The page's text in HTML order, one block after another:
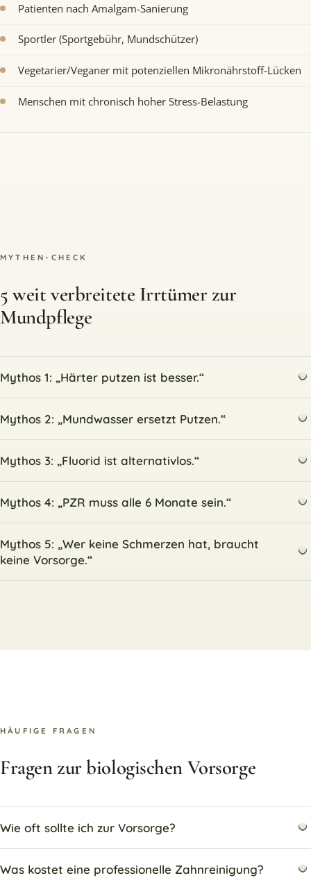
Patienten nach Amalgam-Sanierung
Sportler (Sportgebühr, Mundschützer)
Vegetarier/Veganer mit potenziellen Mikronährstoff-Lücken
Menschen mit chronisch hoher Stress-Belastung
MYTHEN-CHECK
5 weit verbreitete Irrtümer zur
Mundpflege
Mythos 1: „Härter putzen ist besser.“
Mythos 2: „Mundwasser ersetzt Putzen.“
Mythos 3: „Fluorid ist alternativlos.“
Mythos 4: „PZR muss alle 6 Monate sein.“
Mythos 5: „Wer keine Schmerzen hat, braucht
keine Vorsorge.“
HÄUFIGE FRAGEN
Fragen zur biologischen Vorsorge
Wie oft sollte ich zur Vorsorge?
Was kostet eine professionelle Zahnreinigung?